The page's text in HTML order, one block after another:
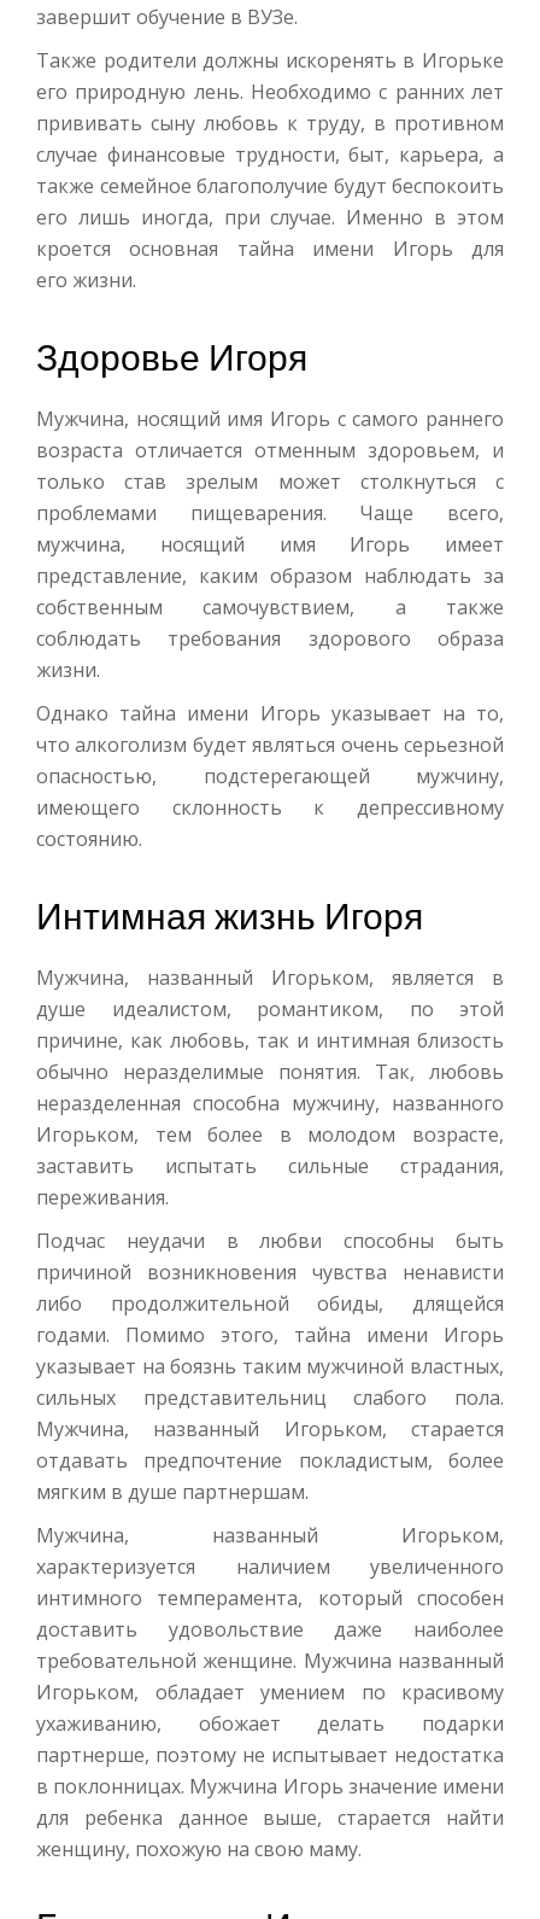
завершит обучение в ВУЗе.
Также родители должны искоренять в Игорьке
его природную лень. Необходимо с ранних лет
прививать сыну любовь к труду, в противном
случае финансовые трудности, быт, карьера, а
также семейное благополучие будут беспокоить
его лишь иногда, при случае. Именно в этом
кроется основная тайна имени Игорь для
его жизни.
Здоровье Игоря
Мужчина, носящий имя Игорь с самого раннего
возраста отличается отменным здоровьем, и
только став зрелым может столкнуться с
проблемами пищеварения. Чаще всего,
мужчина, носящий имя Игорь имеет
представление, каким образом наблюдать за
собственным самочувствием, а также
соблюдать требования здорового образа
жизни.
Однако тайна имени Игорь указывает на то,
что алкоголизм будет являться очень серьезной
опасностью, подстерегающей мужчину,
имеющего склонность к депрессивному
состоянию.
Интимная жизнь Игоря
Мужчина, названный Игорьком, является в
душе идеалистом, романтиком, по этой
причине, как любовь, так и интимная близость
обычно неразделимые понятия. Так, любовь
неразделенная способна мужчину, названного
Игорьком, тем более в молодом возрасте,
заставить испытать сильные страдания,
переживания.
Подчас неудачи в любви способны быть
причиной возникновения чувства ненависти
либо продолжительной обиды, длящейся
годами. Помимо этого, тайна имени Игорь
указывает на боязнь таким мужчиной властных,
сильных представительниц слабого пола.
Мужчина, названный Игорьком, старается
отдавать предпочтение покладистым, более
мягким в душе партнершам.
Мужчина, названный Игорьком,
характеризуется наличием увеличенного
интимного темперамента, который способен
доставить удовольствие даже наиболее
требовательной женщине. Мужчина названный
Игорьком, обладает умением по красивому
ухаживанию, обожает делать подарки
партнерше, поэтому не испытывает недостатка
в поклонницах. Мужчина Игорь значение имени
для ребенка данное выше, старается найти
женщину, похожую на свою маму.